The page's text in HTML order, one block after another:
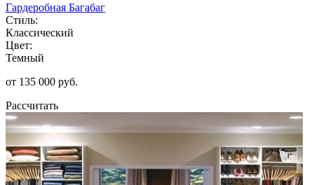
Гардеробная Багабаг
Стиль:
Классический
Цвет:
Темный
от 135 000 руб.
Рассчитать